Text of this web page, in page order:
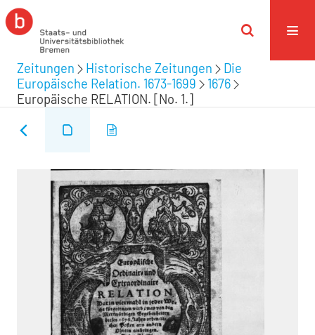
Zeitungen Historische Zeitungen
Die
Europäische Relation. 1673-1699
1676
Europäische RELATION. [No. 1.]